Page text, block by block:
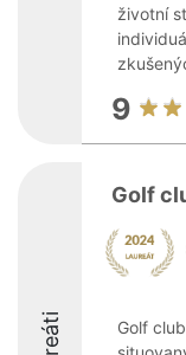
životní
9
Golf
Golf